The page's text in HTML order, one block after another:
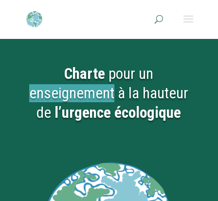
Charte pour un
enseignement à la hauteur
de l’urgence écologique